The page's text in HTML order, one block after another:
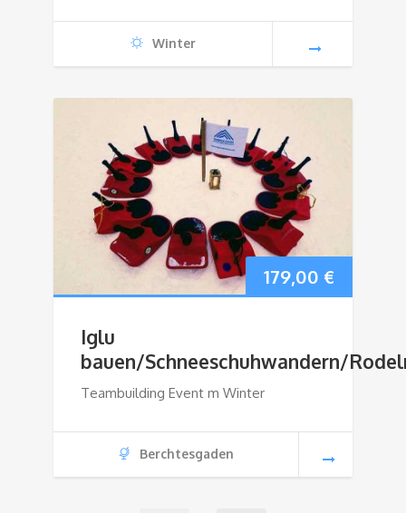
Winter
179,00 €
Iglu
bauen/Schneeschuhwandern/
Teambuilding Event m Winter
Berchtesgaden